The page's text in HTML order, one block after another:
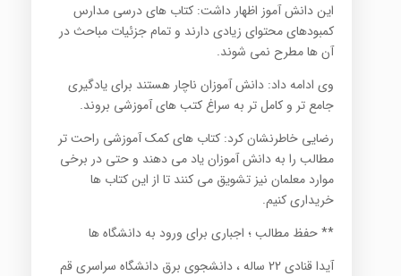
این دانش آموز اظهار داشت: کتاب های درسی مدارس
کمبودهای محتوای زیادی دارند و تمام جزئیات مباحث در
آن ها مطرح نمی شوند.
وی ادامه داد: دانش آموزان ناچار هستند برای یادگیری
جامع تر و کامل تر به سراغ کتب های آموزشی بروند.
رضایی خاطرنشان کرد: کتاب های کمک آموزشی راحت تر
مطالب را به دانش آموزان یاد می دهند و حتی در برخی
موارد معلمان نیز تشویق می کنند تا از این کتاب ها
خریداری کنیم.
** حفظ مطالب ؛ اجباری برای ورود به دانشگاه ها
آیدا قنادی 22 ساله ، دانشجوی برق دانشگاه سراسری قم